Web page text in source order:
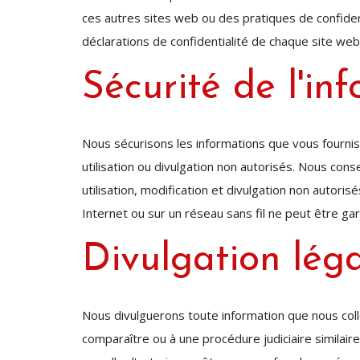
ces autres sites web ou des pratiques de
déclarations de confidentialité de chaque site
Sécurité de
Nous sécurisons les informations que vous
utilisation ou divulgation non autorisés. Nous
utilisation, modification et divulgation non
Internet ou sur un réseau sans fil ne peut être
Divulgation
Nous divulguerons toute information que nous
comparaître ou à une procédure judiciaire